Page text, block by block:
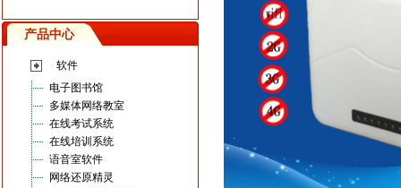
产品中心
软件
电子图书馆
多媒体网络教室
在线考试系统
在线培训系统
语音室软件
网络还原精灵